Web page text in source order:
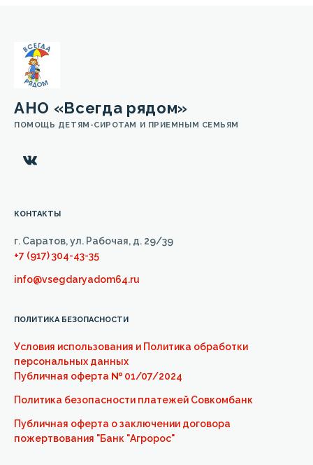
АНО «Всегда рядом»
ПОМОЩЬ ДЕТЯМ-СИРОТАМ И ПРИЕМНЫМ СЕМЬЯМ
КОНТАКТЫ
г. Саратов, ул. Рабочая, д. 29/39
+7 (917) 304-43-35
info@vsegdaryadom64.ru
ПОЛИТИКА БЕЗОПАСНОСТИ
Условия использования и Политика обработки
персональных данных
Публичная оферта № 01/07/2024
Политика безопасности платежей Совкомбанк
Публичная оферта о заключении договора
пожертвования "Банк "Агророс"